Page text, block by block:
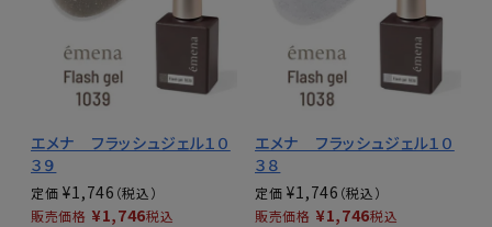
エメナ フラッシュジェル１０
３９
定価 ¥1,746
販売価格 ¥1,746税込
エメナ フラッシュジェル１０
３８
定価 ¥1,746
販売価格 ¥1,746税込